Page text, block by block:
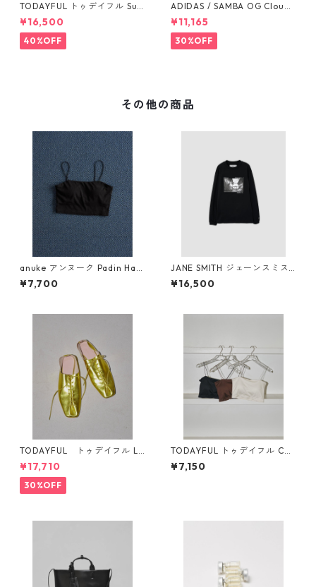
TODAYFUL トゥデイフル Sus
penders Highwaist Pants 12
510703
¥16,500
40%OFF
ADIDAS / SAMBA OG Cloud
White / Cloud White / Gum
(IE3439)
¥11,165
30%OFF
その他の商品
anuke アンヌーク Padin Half
Camisole 62610636 (BLK)
¥7,700
JANE SMITH ジェーンスミス I
VORY SERRA REDONDO BE
ACH, CA L/S T-SHIRT (BLK)
¥16,500
TODAYFUL トゥデイフル La
ceup Leather Shoes 1232101
1
¥17,710
30%OFF
TODAYFUL トゥデイフル Cup
in Flatseam Bratop 124106
02
¥7,150